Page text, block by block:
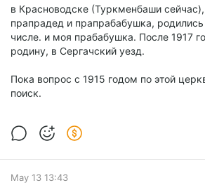
в Красноводске (Туркменбаши
прапрадед и прапрабабушка,
числе. и моя прабабушка. После 1917
родину, в Сергачский уезд.
Пока вопрос с 1915 годом по этой
поиск.
May 13 13:43